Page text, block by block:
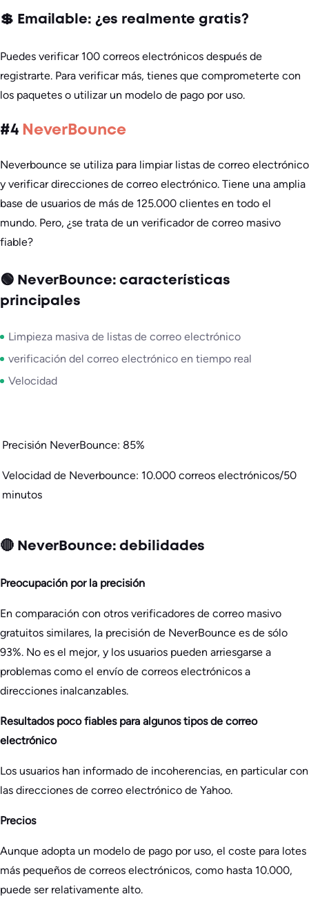
💲 Emailable: ¿es realmente gratis?
Puedes verificar 100 correos electrónicos después de
registrarte. Para verificar más, tienes que comprometerte con
los paquetes o utilizar un modelo de pago por uso.
#4 NeverBounce
Neverbounce se utiliza para limpiar listas de correo electrónico
y verificar direcciones de correo electrónico. Tiene una amplia
base de usuarios de más de 125.000 clientes en todo el
mundo. Pero, ¿se trata de un verificador de correo masivo
fiable?
🟢 NeverBounce: características
principales
Limpieza masiva de listas de correo electrónico
verificación del correo electrónico en tiempo real
Velocidad
Precisión NeverBounce: 85%
Velocidad de Neverbounce: 10.000 correos electrónicos/50
minutos
🔴 NeverBounce: debilidades
Preocupación por la precisión
En comparación con otros verificadores de correo masivo
gratuitos similares, la precisión de NeverBounce es de sólo
93%. No es el mejor, y los usuarios pueden arriesgarse a
problemas como el envío de correos electrónicos a
direcciones inalcanzables.
Resultados poco fiables para algunos tipos de correo
electrónico
Los usuarios han informado de incoherencias, en particular con
las direcciones de correo electrónico de Yahoo.
Precios
Aunque adopta un modelo de pago por uso, el coste para lotes
más pequeños de correos electrónicos, como hasta 10.000,
puede ser relativamente alto.